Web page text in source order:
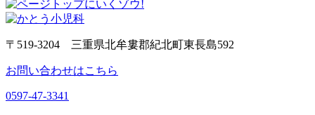
〒519-3204 三重県北牟婁郡紀北町東長島592
お問い合わせはこちら
0597-47-3341